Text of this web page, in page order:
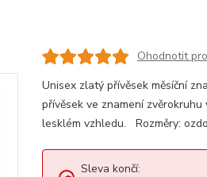
Ohodnotit
Unisex zlatý přívěsek měsíční
přívěsek ve znamení
lesklém vzhledu. Rozměry:
Sleva končí: